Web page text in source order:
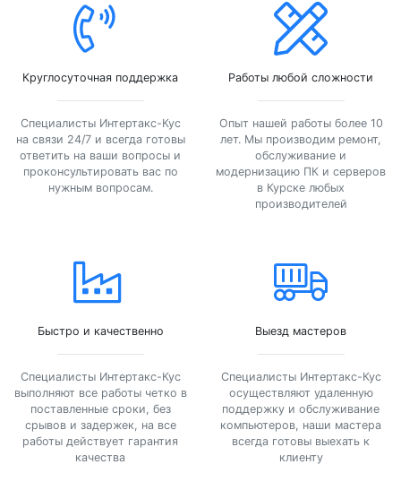
Круглосуточная поддержка
Специалисты Интертакс-Кус
на связи 24/7 и всегда готовы
ответить на ваши вопросы и
проконсультировать вас по
нужным вопросам.
Работы любой сложности
Опыт нашей работы более 10
лет. Мы производим ремонт,
обслуживание и
модернизацию ПК и серверов
в Курске любых
производителей
Быстро и качественно
Специалисты Интертакс-Кус
выполняют все работы четко в
поставленные сроки, без
срывов и задержек, на все
работы действует гарантия
качества
Выезд мастеров
Специалисты Интертакс-Кус
осуществляют удаленную
поддержку и обслуживание
компьютеров, наши мастера
всегда готовы выехать к
клиенту